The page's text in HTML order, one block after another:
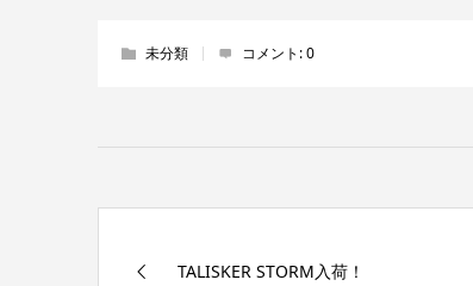
未分類 コメント:0
TALISKER STORM入荷！